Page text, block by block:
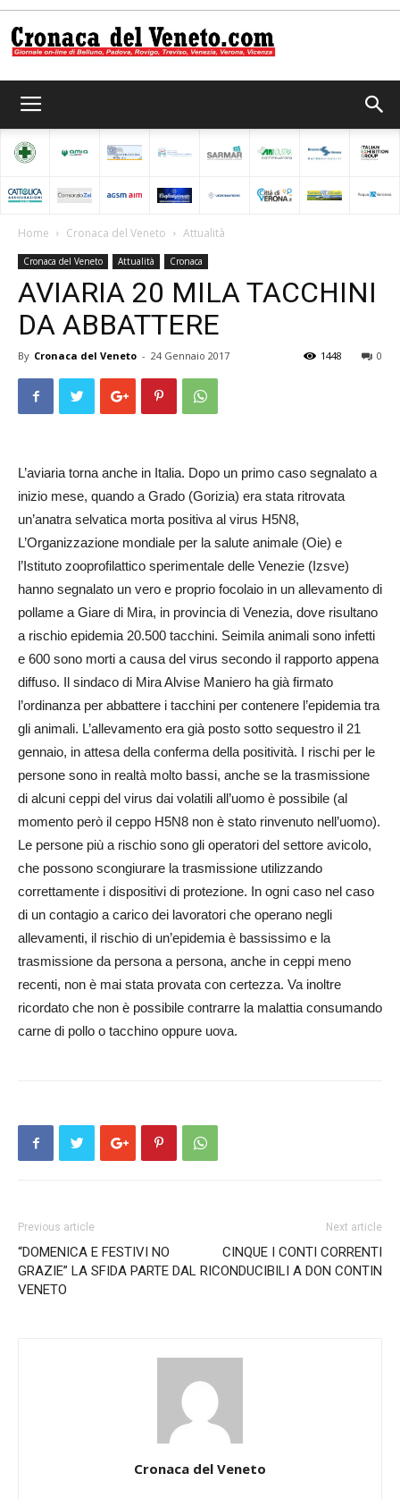
del
Veneto
Home Cronaca del Veneto Attualità
Cronaca del Veneto Attualità Cronaca
AVIARIA 20 MILA TACCHINI
DA ABBATTERE
By Cronaca del Veneto - 24 Gennaio 2017 0
1448
L’aviaria torna anche in Italia. Dopo un primo caso segnalato a
inizio mese, quando a Grado (Gorizia) era stata ritrovata
un’anatra selvatica morta positiva al virus H5N8,
L’Organizzazione mondiale per la salute animale (Oie) e
l’Istituto zooprofilattico sperimentale delle Venezie (Izsve)
hanno segnalato un vero e proprio focolaio in un allevamento di
pollame a Giare di Mira, in provincia di Venezia, dove risultano
a rischio epidemia 20.500 tacchini. Seimila animali sono infetti
e 600 sono morti a causa del virus secondo il rapporto appena
diffuso. Il sindaco di Mira Alvise Maniero ha già firmato
l’ordinanza per abbattere i tacchini per contenere l’epidemia tra
gli animali. L’allevamento era già posto sotto sequestro il 21
gennaio, in attesa della conferma della positività. I rischi per le
persone sono in realtà molto bassi, anche se la trasmissione
di alcuni ceppi del virus dai volatili all’uomo è possibile (al
momento però il ceppo H5N8 non è stato rinvenuto nell’uomo).
Le persone più a rischio sono gli operatori del settore avicolo,
che possono scongiurare la trasmissione utilizzando
correttamente i dispositivi di protezione. In ogni caso nel caso
di un contagio a carico dei lavoratori che operano negli
allevamenti, il rischio di un’epidemia è bassissimo e la
trasmissione da persona a persona, anche in ceppi meno
recenti, non è mai stata provata con certezza. Va inoltre
ricordato che non è possibile contrarre la malattia consumando
carne di pollo o tacchino oppure uova.
Previous article
“DOMENICA E FESTIVI NO
GRAZIE” LA SFIDA PARTE DAL
VENETO
Next article
CINQUE I CONTI CORRENTI
RICONDUCIBILI A DON CONTIN
Cronaca del Veneto